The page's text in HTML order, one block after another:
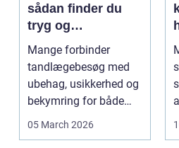
sådan finder du
tryg og
professionel
tandpleje
Mange forbinder
tandlægebesøg med
ubehag, usikkerhed og
bekymring for både
smerter og pris.
05 March 2026